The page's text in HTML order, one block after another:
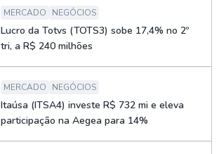
MERCADO NEGÓCIOS
Lucro da Totvs (TOTS3) sobe 17,4% no 2º
tri, a R$ 240 milhões
MERCADO NEGÓCIOS
Itaúsa (ITSA4) investe R$ 732 mi e eleva
participação na Aegea para 14%